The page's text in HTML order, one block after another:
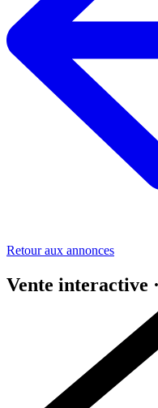
Retour aux annonces
Vente interactive